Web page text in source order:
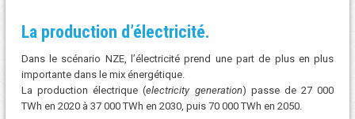
La production d’électricité.
Dans le scénario NZE, l’électricité prend une part de plus en plus
importante dans le mix énergétique.
La production électrique (electricity generation) passe de 27 000
TWh en 2020 à 37 000 TWh en 2030, puis 70 000 TWh en 2050.